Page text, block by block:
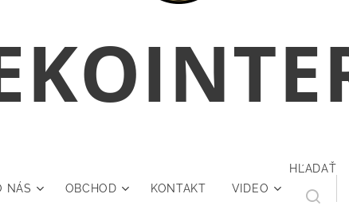
NÁS OBCHOD KONTAKT VIDEO
HĽADAŤ